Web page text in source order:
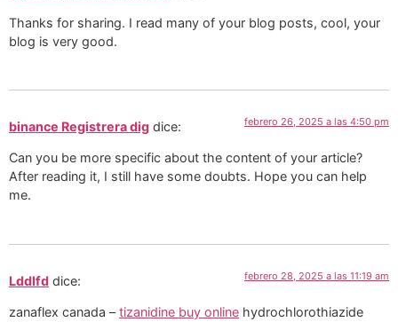
Thanks for sharing. I read many of your blog posts, cool, your
blog is very good.
binance Registrera dig dice: febrero 26, 2025 a las 4:50 pm
Can you be more specific about the content of your article?
After reading it, I still have some doubts. Hope you can help
me.
Lddlfd dice: febrero 28, 2025 a las 11:19 am
zanaflex canada –tizanidine buy online hydrochlorothiazide